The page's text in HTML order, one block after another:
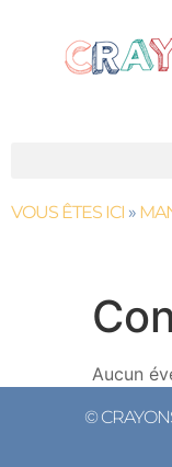
VOUS ÊTES ICI »
Aucun
©